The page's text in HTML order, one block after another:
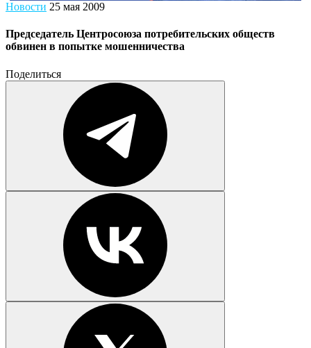
Новости 25 мая 2009
Председатель Центросоюза потребительских обществ
обвинен в попытке мошенничества
Поделиться